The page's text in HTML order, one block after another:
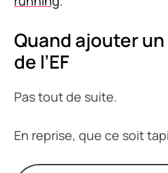
Quand ajouter
de l’EF
Pas tout de suite.
En reprise, que ce soit